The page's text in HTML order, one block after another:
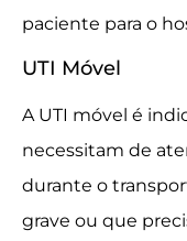
paciente para o
UTI Móvel
A UTI móvel é
necessitam de
durante o
grave ou que